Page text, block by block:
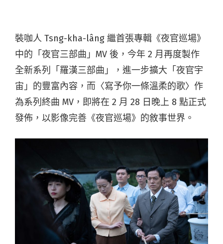
裝咖人 Tsng-kha-lâng 繼首張專輯《夜官巡場》
中的「夜官三部曲」MV 後，今年 2 月再度製作
全新系列「羅漢三部曲」，進一步擴大「夜官宇
宙」的豐富內容，而〈寫予你一條溫柔的歌〉作
為系列終曲 MV，即將在 2 月 28 日晚上 8 點正式
發佈，以影像完善《夜官巡場》的敘事世界。